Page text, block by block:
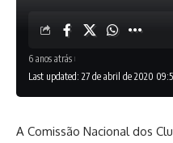
Last updated: 27 de abril de 2020
6 anos atrás
A Comissão Nacional dos